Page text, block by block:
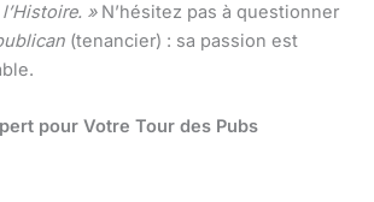
»N’hésitez pas à questionner
(tenancier) : sa passion est
pour Votre Tour des Pubs